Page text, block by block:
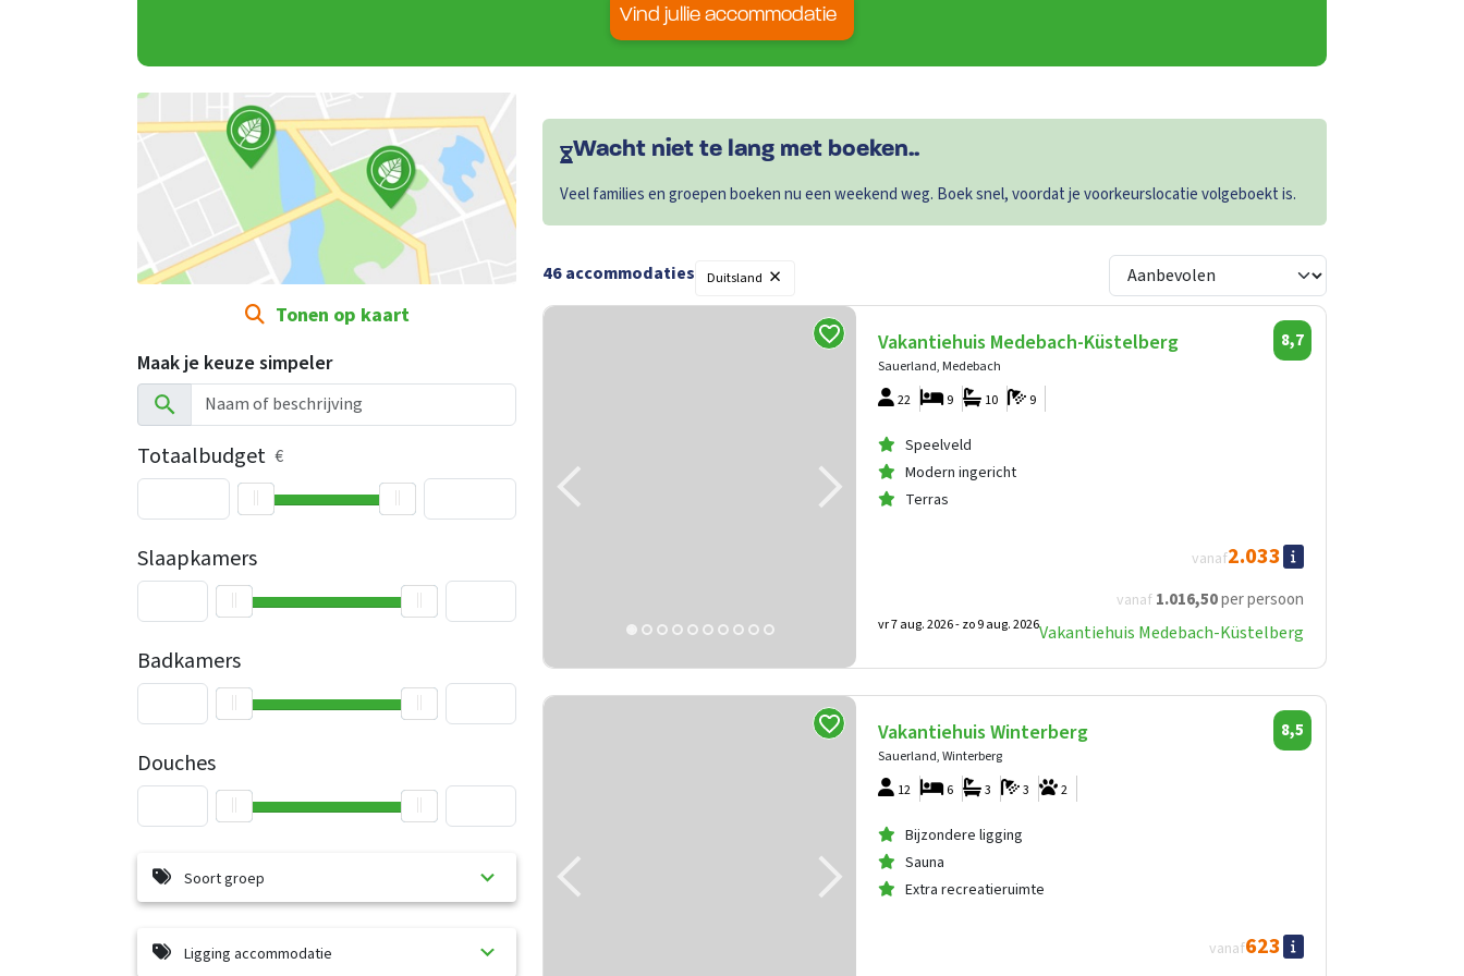
Vind jullie accommodatie
Tonen op kaart
Maak je keuze simpeler
Totaalbudget €
Douches
Badkamers
Slaapkamers
Ligging accommodatie
Soort groep
Wacht niet te lang met boeken..
Veel families en groepen boeken nu een weekend weg. Boek snel, voordat je voorkeurslocatie volgeboekt is.
46accommodaties Duitsland ×
Vakantiehuis Medebach-Küstelberg
Sauerland, Medebach
8,7
22 9
10
9
Speelveld
Modern ingericht
Terras
vanaf 1.016,50per persoon
vanaf2.033
vr 7 aug. 2026 -zo 9 aug. 2026Vakantiehuis Medebach-Küstelberg
Vakantiehuis Winterberg
Sauerland, Winterberg
8,5
12 2
3
3
6
Bijzondere ligging
Sauna
Extra recreatieruimte
vanaf623